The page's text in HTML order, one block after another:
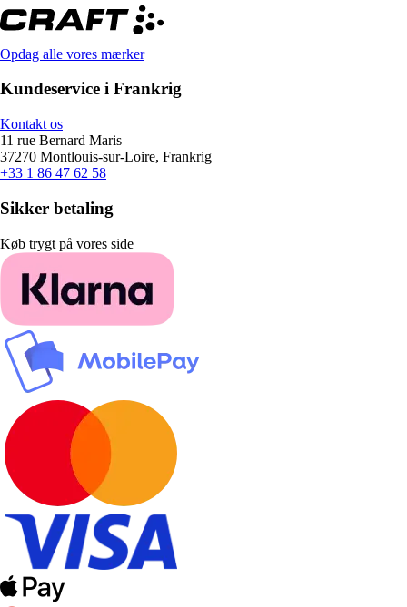
Opdag alle vores mærker
Kundeservice i Frankrig
Kontakt os
11 rue Bernard Maris
37270 Montlouis-sur-Loire, Frankrig
+33 1 86 47 62 58
Sikker betaling
Køb trygt på vores side